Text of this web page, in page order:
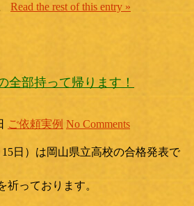
Read the rest of this entry »
全部持って帰ります！
ご依頼実例 No Comments
日）は岡山県立高校の合格発表で
祈っております。